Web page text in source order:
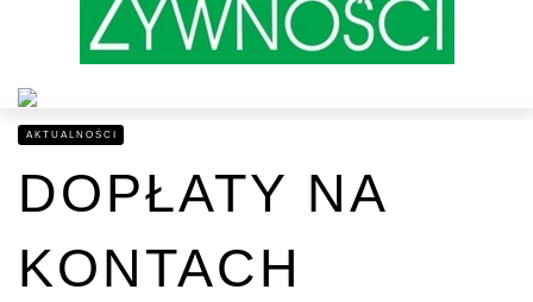
AKTUALNOŚCI
DOPŁATY NA
KONTACH